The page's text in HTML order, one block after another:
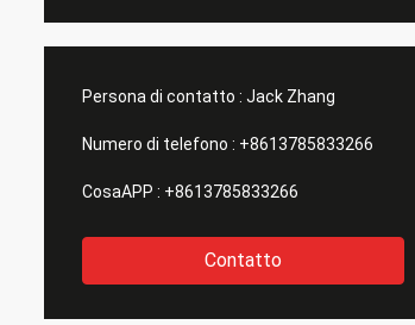
Persona di contatto : Jack Zhang
Numero di telefono : +8613785833266
CosaAPP : +8613785833266
Contatto